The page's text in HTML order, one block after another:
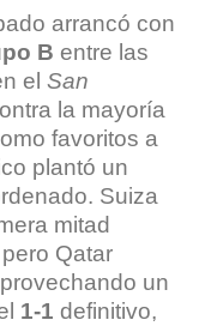
arrancó con
B entre las
el San
la mayoría
favoritos a
plantó un
Suiza
mitad
Qatar
un
1-1 definitivo,